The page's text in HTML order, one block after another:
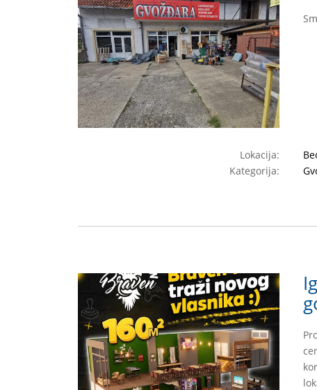
Lokacija:
Kategorija: